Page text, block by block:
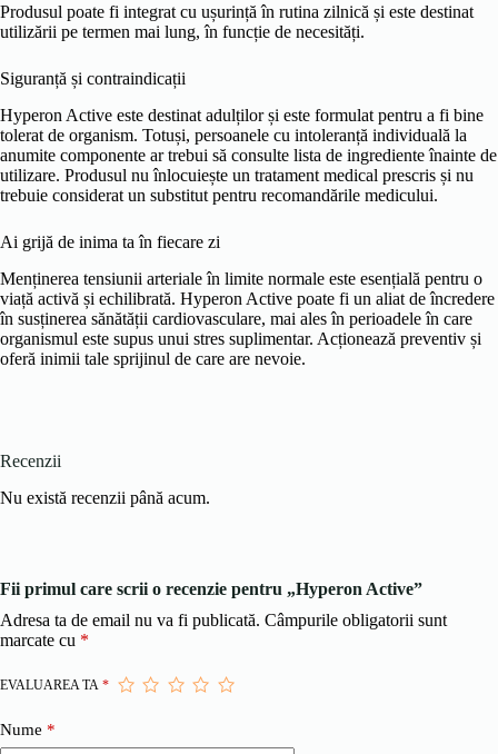
Produsul poate fi integrat cu ușurință în rutina zilnică și este destinat
utilizării pe termen mai lung, în funcție de necesități.
Siguranță și contraindicații
Hyperon Active este destinat adulților și este formulat pentru a fi bine
tolerat de organism. Totuși, persoanele cu intoleranță individuală la
anumite componente ar trebui să consulte lista de ingrediente înainte de
utilizare. Produsul nu înlocuiește un tratament medical prescris și nu
trebuie considerat un substitut pentru recomandările medicului.
Ai grijă de inima ta în fiecare zi
Menținerea tensiunii arteriale în limite normale este esențială pentru o
viață activă și echilibrată. Hyperon Active poate fi un aliat de încredere
în susținerea sănătății cardiovasculare, mai ales în perioadele în care
organismul este supus unui stres suplimentar. Acționează preventiv și
oferă inimii tale sprijinul de care are nevoie.
Recenzii
Nu există recenzii până acum.
Fii primul care scrii o recenzie pentru „Hyperon Active”
Adresa ta de email nu va fi publicată. Câmpurile obligatorii sunt
marcate cu *
EVALUAREA TA *
Nume *